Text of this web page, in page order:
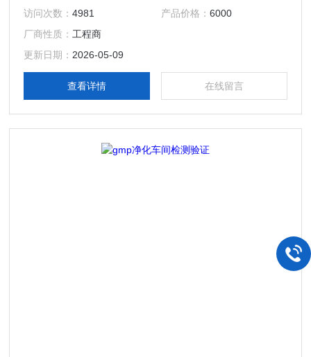
换气次数检测、洁净度（悬浮粒子）、浮游菌沉降菌等等满足
生产要求，符合GMP要求。
访问次数：4981 产品价格： 6000
厂商性质： 工程商
更新日期： 2026-05-09
查看详情 在线留言